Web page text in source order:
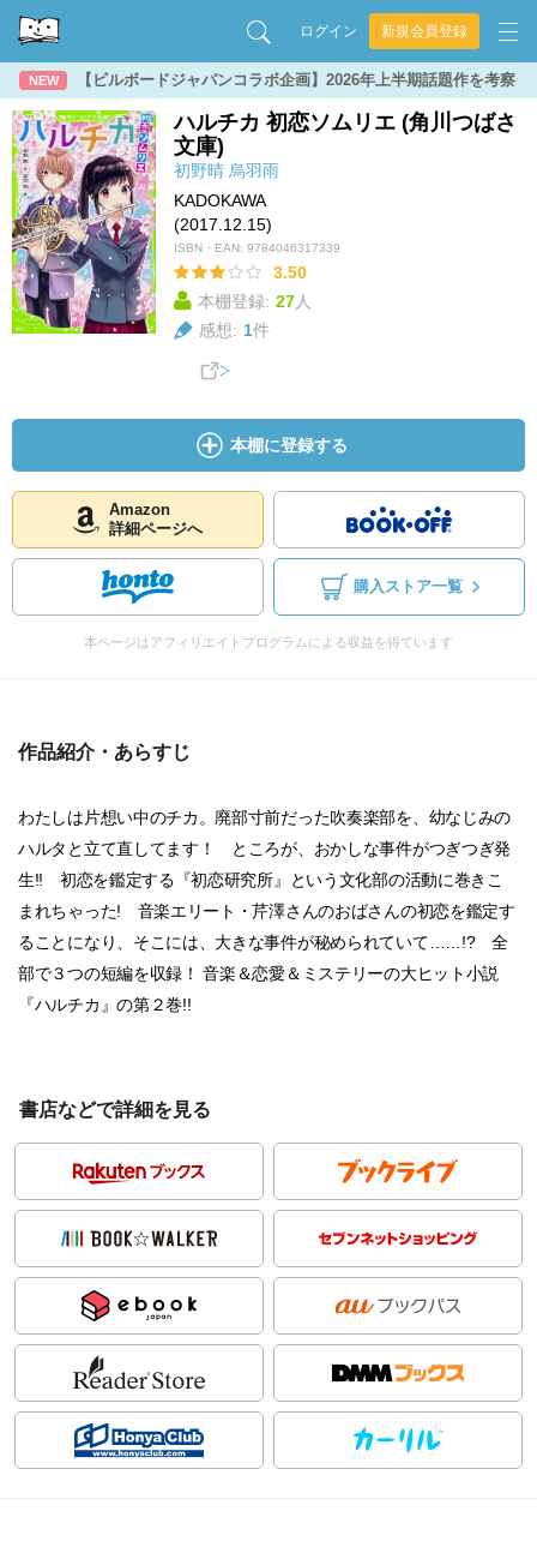
ログイン 新規会員登録
NEW 【ビルボードジャパンコラボ企画】2026年上半期話題作を考察
ハルチカ 初恋ソムリエ (角川つばさ
文庫)
初野晴 烏羽雨
KADOKAWA
(2017.12.15)
ISBN・EAN: 9784046317339
3.50
本棚登録: 27人
感想: 1件
本棚に登録する
Amazon
詳細ページへ
購入ストア一覧
本ページはアフィリエイトプログラムによる収益を得ています
作品紹介・あらすじ
わたしは片想い中のチカ。廃部寸前だった吹奏楽部を、幼なじみの
ハルタと立て直してます！ ところが、おかしな事件がつぎつぎ発
生!! 初恋を鑑定する『初恋研究所』という文化部の活動に巻きこ
まれちゃった! 音楽エリート・芹澤さんのおばさんの初恋を鑑定す
ることになり、そこには、大きな事件が秘められていて……!? 全
部で３つの短編を収録！ 音楽＆恋愛＆ミステリーの大ヒット小説
『ハルチカ』の第２巻!!
書店などで詳細を見る